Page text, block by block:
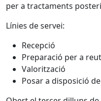
per a tractaments
Línies de servei:
Recepció
Preparació per a
Valorització
Posar a disposició